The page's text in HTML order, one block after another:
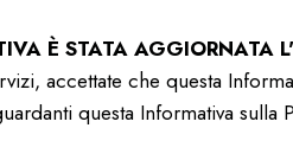
È STATA
accettate che questa
questa Informativa